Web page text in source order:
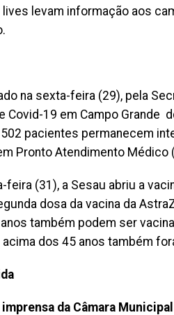
levam informação aos
na sexta-feira (29), pela
Covid-19 em Campo Grande
pacientes permanecem
Pronto Atendimento Médico
feira (31), a Sesau abriu a
dosa da vacina da
também podem ser
dos 45 anos também
da Câmara Municipal